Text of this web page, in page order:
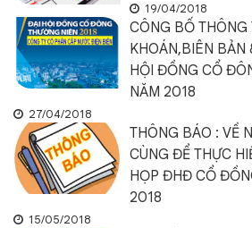
19/04/2018
CÔNG BỐ THÔNG
KHOÁN,BIÊN BẢN
HỘI ĐỒNG CỔ
NĂM 2018
27/04/2018
THÔNG BÁO : VỀ
CÙNG ĐỂ THỰC
HỌP ĐHĐ CỔ
2018
15/05/2018